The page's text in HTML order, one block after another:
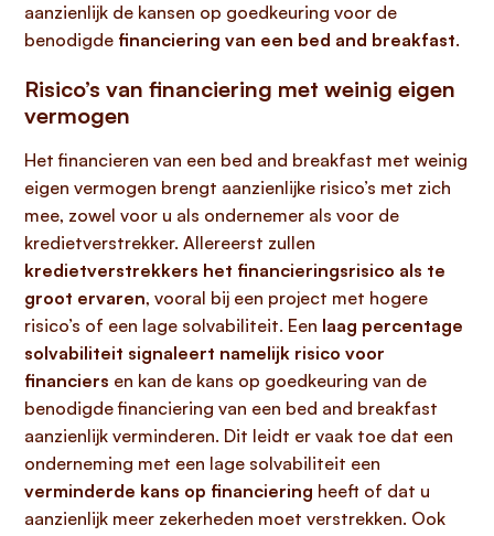
aanzienlijk de kansen op goedkeuring voor de
benodigde financiering van een bed and breakfast.
Risico’s van financiering met weinig eigen
vermogen
Het financieren van een bed and breakfast met weinig
eigen vermogen brengt aanzienlijke risico’s met zich
mee, zowel voor u als ondernemer als voor de
kredietverstrekker. Allereerst zullen
kredietverstrekkers het financieringsrisico als te
groot ervaren, vooral bij een project met hogere
risico’s of een lage solvabiliteit. Een laag percentage
solvabiliteit signaleert namelijk risico voor
financiers en kan de kans op goedkeuring van de
benodigde financiering van een bed and breakfast
aanzienlijk verminderen. Dit leidt er vaak toe dat een
onderneming met een lage solvabiliteit een
verminderde kans op financiering heeft of dat u
aanzienlijk meer zekerheden moet verstrekken. Ook